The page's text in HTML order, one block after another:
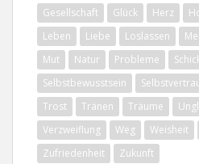
Gesellschaft
Glück Herz
Leben
Liebe Loslassen
Mut
Natur Probleme
Selbstbewusstsein
Trost
Tränen Träume
Verzweiflung
Weg Weisheit
Zufriedenheit
Zukunft